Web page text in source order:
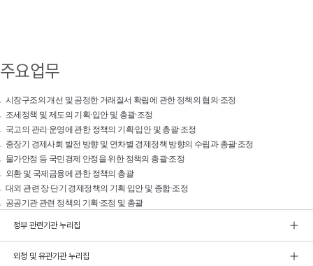
주요업무
시장구조의 개선 및 공정한 거래질서 확립에 관한 정책의 협의·조정
조세정책 및 제도의 기획·입안 및 총괄·조정
국고의 관리·운영에 관한 정책의 기획·입안 및 총괄·조정
중장기 경제사회 발전 방향 및 연차별 경제정책 방향의 수립과 총괄·조정
물가안정 등 국민경제 안정을 위한 정책의 총괄·조정
외환 및 국제금융에 관한 정책의 총괄
대외 관련 장·단기 경제정책의 기획·입안 및 종합·조정
공공기관 관련 정책의 기획·조정 및 총괄
정부 관련기관 누리집
외청 및 유관기관 누리집